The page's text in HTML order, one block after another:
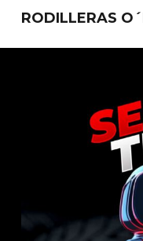
RODILLERAS